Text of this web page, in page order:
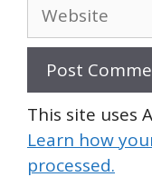
This site uses
Learn how
processed.